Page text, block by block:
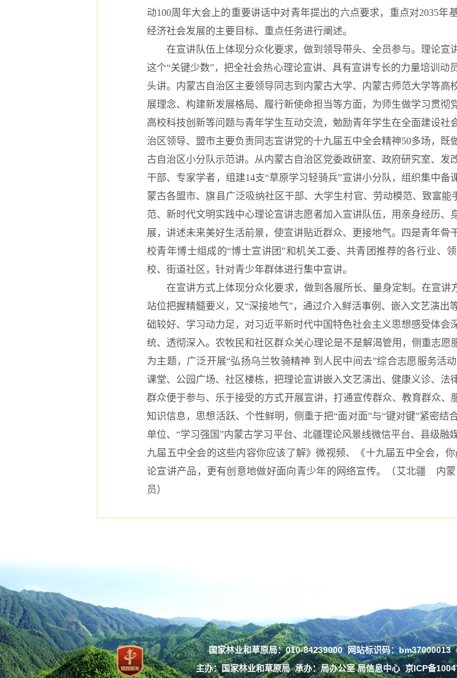
动100周年大会上的重要讲话中对青年提出的六点要求，重点对2035年
经济社会发展的主要目标、重点任务进行阐述。
在宣讲队伍上体现分众化要求，做到领导带头、全员参与。理论宣
这个“关键少数”，把全社会热心理论宣讲、具有宣讲专长的力量培训
头讲。内蒙古自治区主要领导同志到内蒙古大学、内蒙古师范大学等
展理念、构建新发展格局、履行新使命担当等方面，为师生做学习贯彻
高校科技创新等问题与青年学生互动交流，勉励青年学生在全面建设社
治区领导、盟市主要负责同志宣讲党的十九届五中全会精神50多场，
古自治区小分队示范讲。从内蒙古自治区党委政研室、政府研究室、发
干部、专家学者，组建14支“草原学习轻骑兵”宣讲小分队，组织集中
蒙古各盟市、旗县广泛吸纳社区干部、大学生村官、劳动模范、致富能
范、新时代文明实践中心理论宣讲志愿者加入宣讲队伍，用亲身经历
展，讲述未来美好生活前景，使宣讲贴近群众、更接地气。四是青年
校青年博士组成的“博士宣讲团”和机关工委、共青团推荐的各行业、
校、街道社区，针对青少年群体进行集中宣讲。
在宣讲方式上体现分众化要求，做到各展所长、量身定制。在宣讲
站位把握精髓要义，又“深接地气”，通过介入鲜活事例、嵌入文艺演
础较好、学习动力足，对习近平新时代中国特色社会主义思想感受体
统、透彻深入。农牧民和社区群众关心理论是不是解渴管用，侧重志愿
为主题，广泛开展“弘扬乌兰牧骑精神 到人民中间去”综合志愿服务活
课堂、公园广场、社区楼栋，把理论宣讲嵌入文艺演出、健康义诊、
群众便于参与、乐于接受的方式开展宣讲，打通宣传群众、教育群众、
知识信息，思想活跃、个性鲜明，侧重于把“面对面”与“键对键”紧密
单位、“学习强国”内蒙古学习平台、北疆理论风景线微信平台、县级
九届五中全会的这些内容你应该了解》微视频、《十九届五中全会，
论宣讲产品，更有创意地做好面向青少年的网络宣传。（艾北疆 内
员）
国家林业和草原局：010-84239000网站标识码：bm37000013
主办：国家林业和草原局承办：局办公室 局信息中心京ICP备